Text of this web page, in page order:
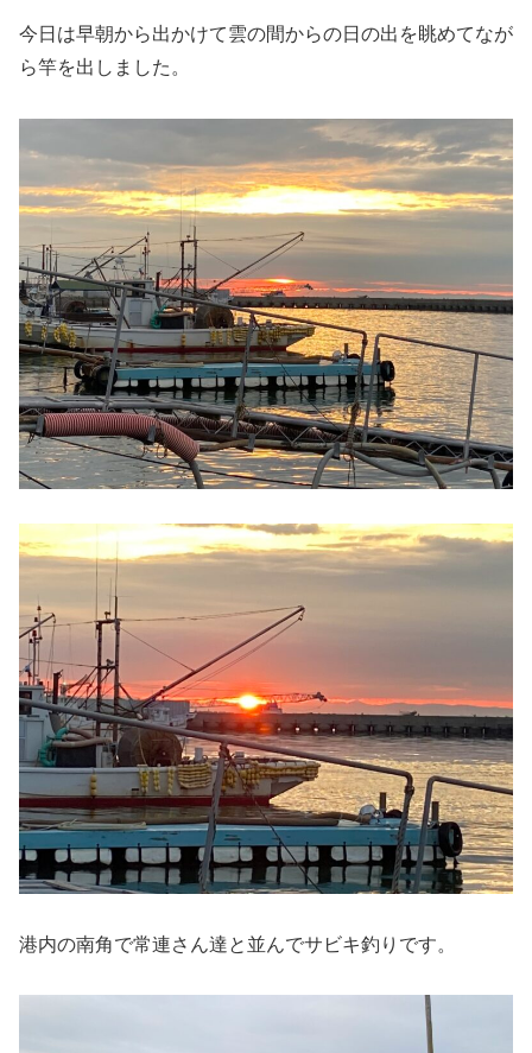
今日は早朝から出かけて雲の間からの日の出を眺めてなが
ら竿を出しました。
港内の南角で常連さん達と並んでサビキ釣りです。